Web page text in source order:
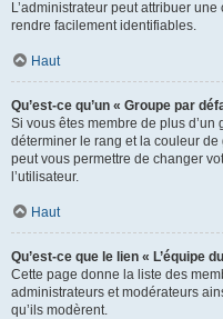
L’administrateur peut attribuer
rendre facilement identifiables.
Haut
Qu’est-ce qu’un « Groupe par
Si vous êtes membre de plus
déterminer le rang et la couleur de
peut vous permettre de changer
l’utilisateur.
Haut
Qu’est-ce que le lien « L’équipe
Cette page donne la liste des
administrateurs et modérateurs
qu’ils modèrent.